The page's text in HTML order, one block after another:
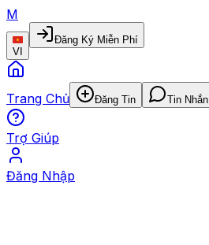
M
VI
Đăng Ký Miễn Phí
Trang Chủ Đăng Tin Tin Nhắn
Trợ Giúp
Đăng Nhập